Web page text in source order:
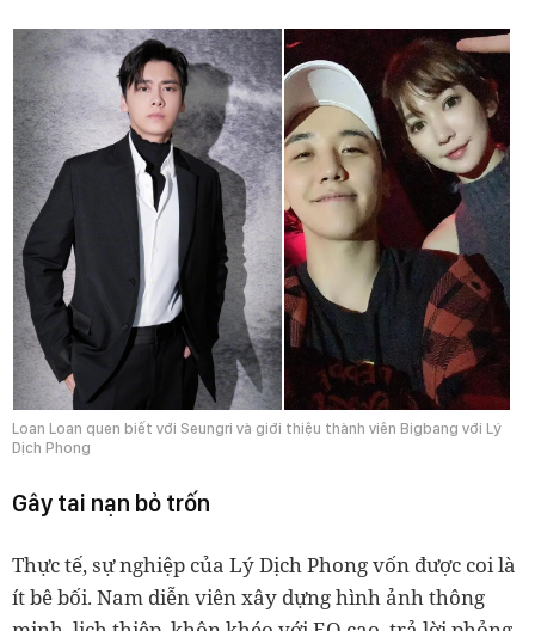
Loan Loan quen biết với Seungri và giới thiệu thành viên Bigbang với Lý
Dịch Phong
Gây tai nạn bỏ trốn
Thực tế, sự nghiệp của Lý Dịch Phong vốn được coi là
ít bê bối. Nam diễn viên xây dựng hình ảnh thông